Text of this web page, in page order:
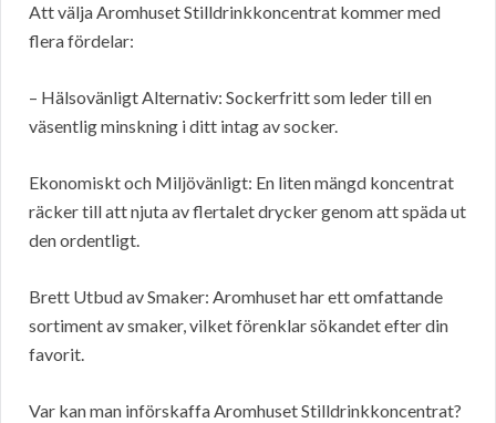
Att välja Aromhuset Stilldrinkkoncentrat kommer med
flera fördelar:
– Hälsovänligt Alternativ: Sockerfritt som leder till en
väsentlig minskning i ditt intag av socker.
Ekonomiskt och Miljövänligt: En liten mängd koncentrat
räcker till att njuta av flertalet drycker genom att späda ut
den ordentligt.
Brett Utbud av Smaker: Aromhuset har ett omfattande
sortiment av smaker, vilket förenklar sökandet efter din
favorit.
Var kan man införskaffa Aromhuset Stilldrinkkoncentrat?